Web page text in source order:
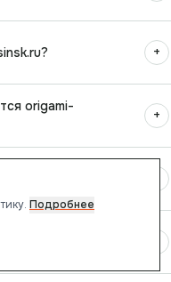
+
origami-
+
origami-usinsk.ru?
Подробнее